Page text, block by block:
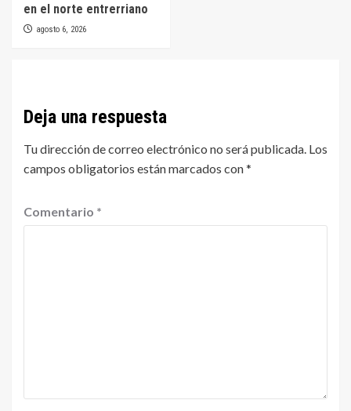
en el norte entrerriano
agosto 6, 2026
Deja una respuesta
Tu dirección de correo electrónico no será publicada. Los
campos obligatorios están marcados con*
Comentario *